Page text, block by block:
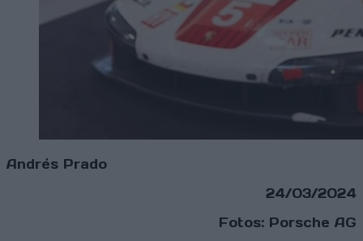
Andrés Prado
24/03/2024
Fotos: Porsche AG